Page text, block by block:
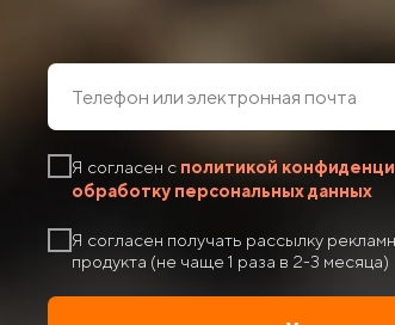
Я согласен с политикой
обработку персональных данных
Я согласен получать рассылку
продукта (не чаще 1 раза в 2-3 месяца)